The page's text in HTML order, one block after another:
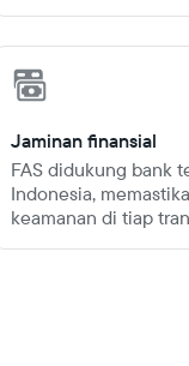
Jaminan finansial
FAS didukung bank
Indonesia,
keamanan di tiap